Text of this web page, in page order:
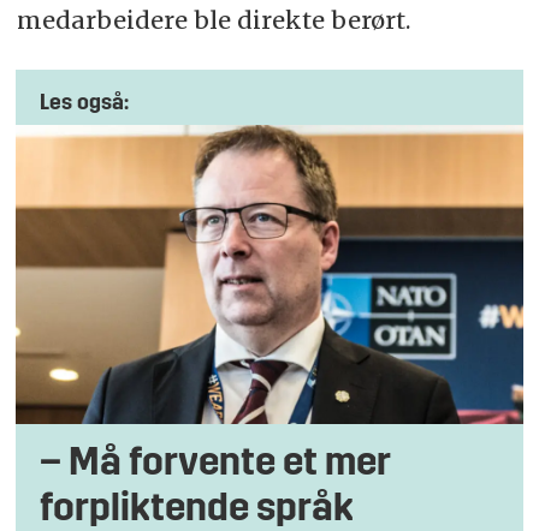
medarbeidere ble direkte berørt.
Les også:
– Må forvente et mer
forpliktende språk